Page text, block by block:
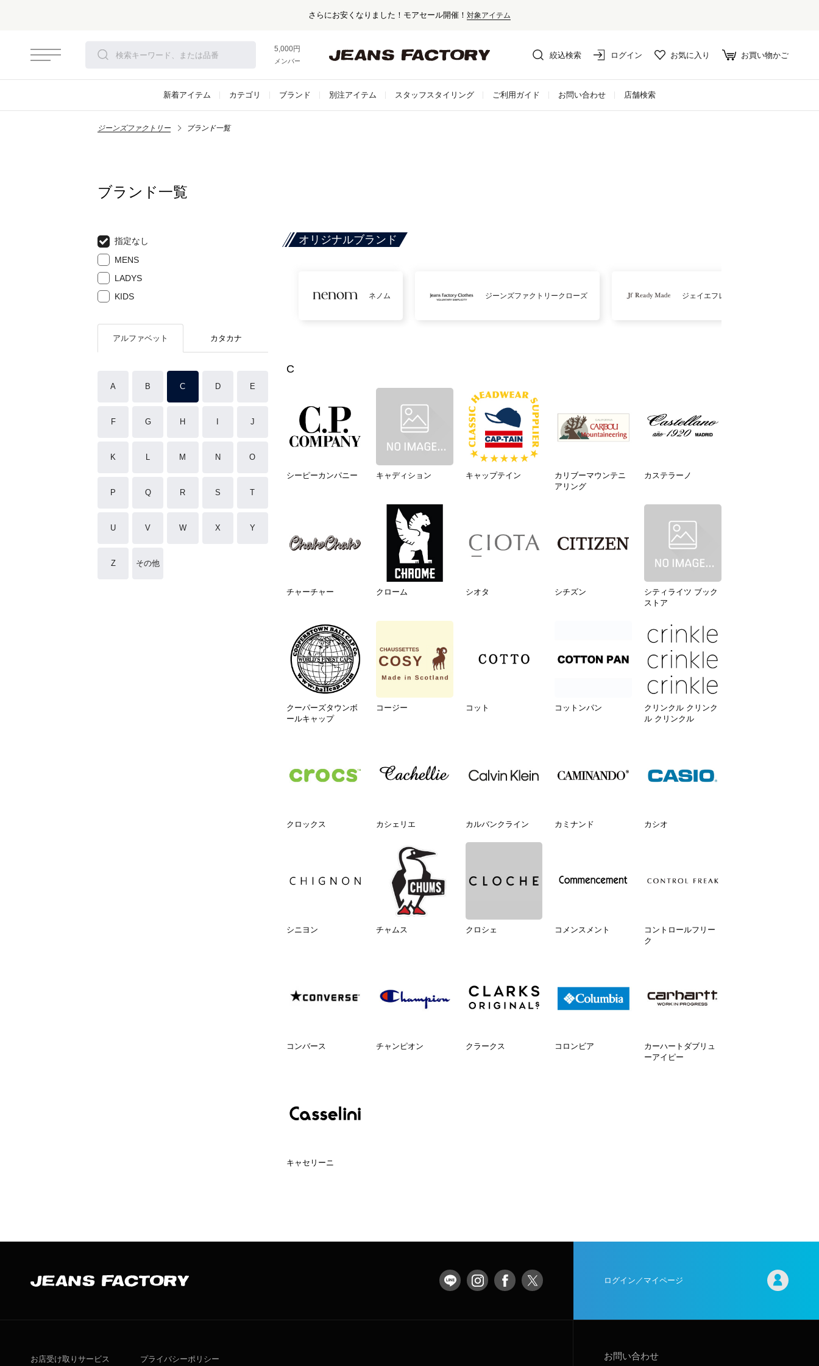
5,000円以上お買い上げで送料無料！
メンバー登録でお得な情報をゲット。さらに詳しく
絞込検索 ログイン お気に入り お買い物かご
新着アイテム カテゴリ ブランド 別注アイテム スタッフスタイリング ご利用ガイド お問い合わせ 店舗検索
ジーンズファクトリー ブランド一覧
ブランド一覧
指定なし
MENS
LADYS
KIDS
アルファベット カタカナ
A B C D E
F G H J
K L M N O
P Q R S T
U V W X Y
Z その他
オリジナルブランド
ネノム ジーンズファクトリークローズ ジェイエフレディメイド
C
シーピーカンパニー キャディション キャップテイン
カリブーマウンテニ
アリング
カステラーノ
チャーチャー クローム シオタ シチズン
シティライツ ブック
ストア
クーパーズタウンボ
ールキャップ
コージー コット コットンパン
クリンクル クリンク
ル クリンクル
クロックス カシェリエ カルバンクライン カミナンド カシオ
シニヨン チャムス クロシェ コメンスメント
コントロールフリー
ク
コンバース チャンピオン クラークス コロンビア
カーハートダブリュ
ーアイピー
キャセリーニ
ログイン／マイページ
お店受け取りサービス プライバシーポリシー お問い合わせ